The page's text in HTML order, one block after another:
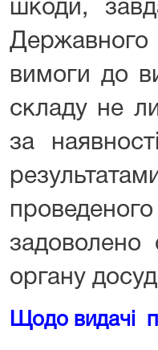
шкоди,
Державного
вимоги до
складу не
за
задоволено
органу
Щодо видачі